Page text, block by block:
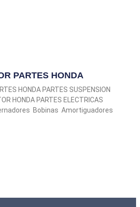
PARTES HONDA
HONDA PARTES SUSPENSION
HONDA PARTES ELECTRICAS
Bobinas Amortiguadores